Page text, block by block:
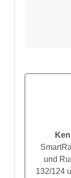
und
132/124